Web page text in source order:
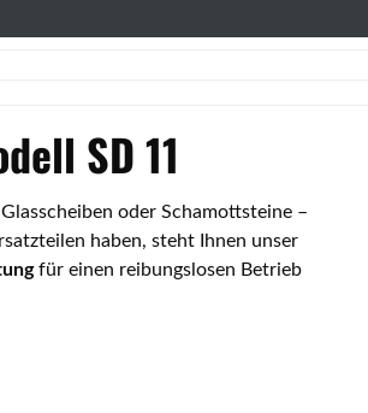
SD 11
oder Schamottsteine –
haben, steht Ihnen unser
für einen reibungslosen Betrieb